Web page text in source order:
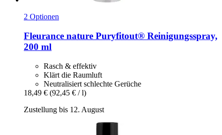
2 Optionen
Fleurance nature Puryfitout® Reinigungsspray,
200 ml
Rasch & effektiv
Klärt die Raumluft
Neutralisiert schlechte Gerüche
18,49 € (92,45 € / l)
Zustellung bis 12. August